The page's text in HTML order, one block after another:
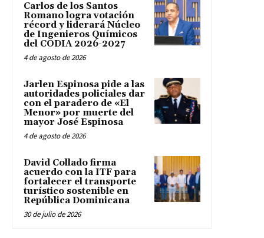
Carlos de los Santos
Romano logra votación
récord y liderará Núcleo
de Ingenieros Químicos
del CODIA 2026-2027
4 de agosto de 2026
Jarlen Espinosa pide a las
autoridades policiales dar
con el paradero de «El
Menor» por muerte del
mayor José Espinosa
4 de agosto de 2026
David Collado firma
acuerdo con la ITF para
fortalecer el transporte
turístico sostenible en
República Dominicana
30 de julio de 2026